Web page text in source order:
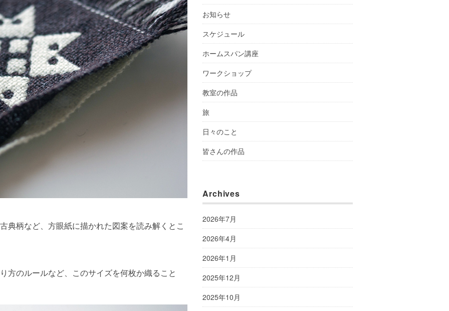
典柄など、方眼紙に描かれた図案を読み解くとこ
方のルールなど、このサイズを何枚か織ること
お知らせ
スケジュール
ホームスパン講座
ワークショップ
教室の作品
旅
日々のこと
皆さんの作品
Archives
2026年7月
2026年4月
2026年1月
2025年12月
2025年10月